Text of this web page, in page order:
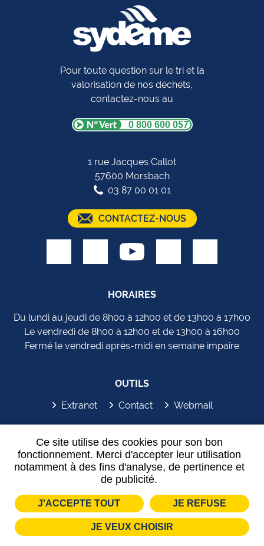
Ce site utilise des cookies pour son bon
fonctionnement. Merci d'accepter leur utilisation
notamment à des fins d'analyse, de pertinence et
de publicité.
J'ACCEPTE TOUT JE REFUSE
JE VEUX CHOISIR
Pour toute question sur le tri et la
valorisation de nos déchets,
contactez-nous au
0 800 600 057
1 rue Jacques Callot
57600 Morsbach
03 87 00 01 01
CONTACTEZ-NOUS
HORAIRES
Du lundi au jeudi de 8h00 à 12h00 et de 13h00 à 17h00
Le vendredi de 8h00 à 12h00 et de 13h00 à 16h00
Fermé le vendredi après-midi en semaine impaire
OUTILS
Extranet
Contact Webmail
SYDEM'APP
Plan de site Mentions légales
Partenaires
Données personnelles